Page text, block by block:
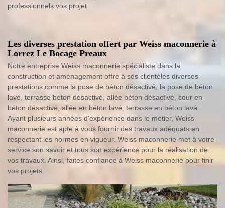
professionnels vos projet
Les diverses prestation offert par Weiss maconnerie à
Lorrez Le Bocage Preaux
Notre entreprise Weiss maconnerie spécialiste dans la
construction et aménagement offre à ses clientèles diverses
prestations comme la pose de béton désactivé, la pose de béton
lavé, terrasse béton désactivé, allée béton désactivé, cour en
béton désactivé, allée en béton lavé, terrasse en béton lavé.
Ayant plusieurs années d'expérience dans le métier, Weiss
maconnerie est apte à vous fournir des travaux adéquats en
respectant les normes en vigueur. Weiss maconnerie met à votre
service son savoir et tous son expérience pour la réalisation de
vos travaux. Ainsi, faites confiance à Weiss maconnerie pour finir
vos projets.